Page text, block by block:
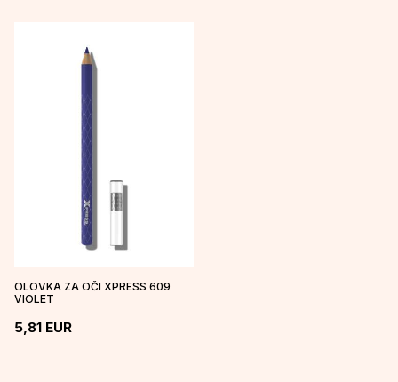
OLOVKA ZA OČI XPRESS 609
VIOLET
5,81 EUR